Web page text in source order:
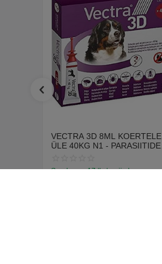
VECTRA 3D 8ML KOERTELE
ÜLE 40KG N1 - PARASIITIDE
Saadavus: 17 tk. tarnija laos